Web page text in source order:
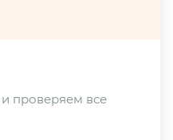
проверяем все